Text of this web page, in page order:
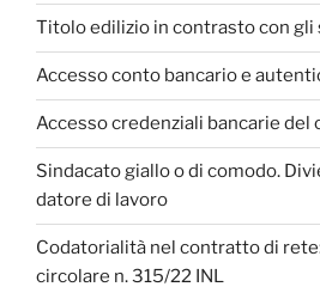
Titolo edilizio in contrasto con
Accesso conto bancario e
Accesso credenziali bancarie del
Sindacato giallo o di comodo.
datore di lavoro
Codatorialità nel contratto di
circolare n. 315/22 INL